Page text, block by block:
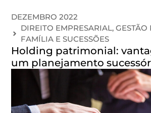
DEZEMBRO 2022
DIREITO EMPRESARIAL,GESTÃO
FAMÍLIA E SUCESSÕES
Holding patrimonial:
um planejamento